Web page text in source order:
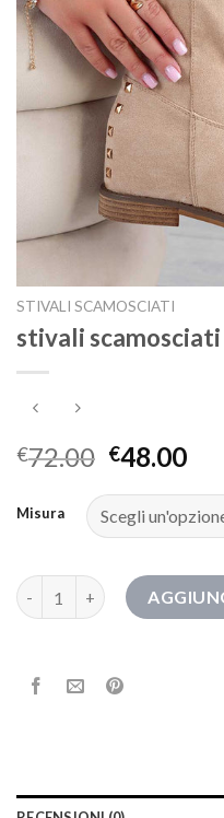
STIVALI SCAMOSCIATI
stivali scamosciati
€72.00 €48.00
Misura
stivali scamosciati quantità